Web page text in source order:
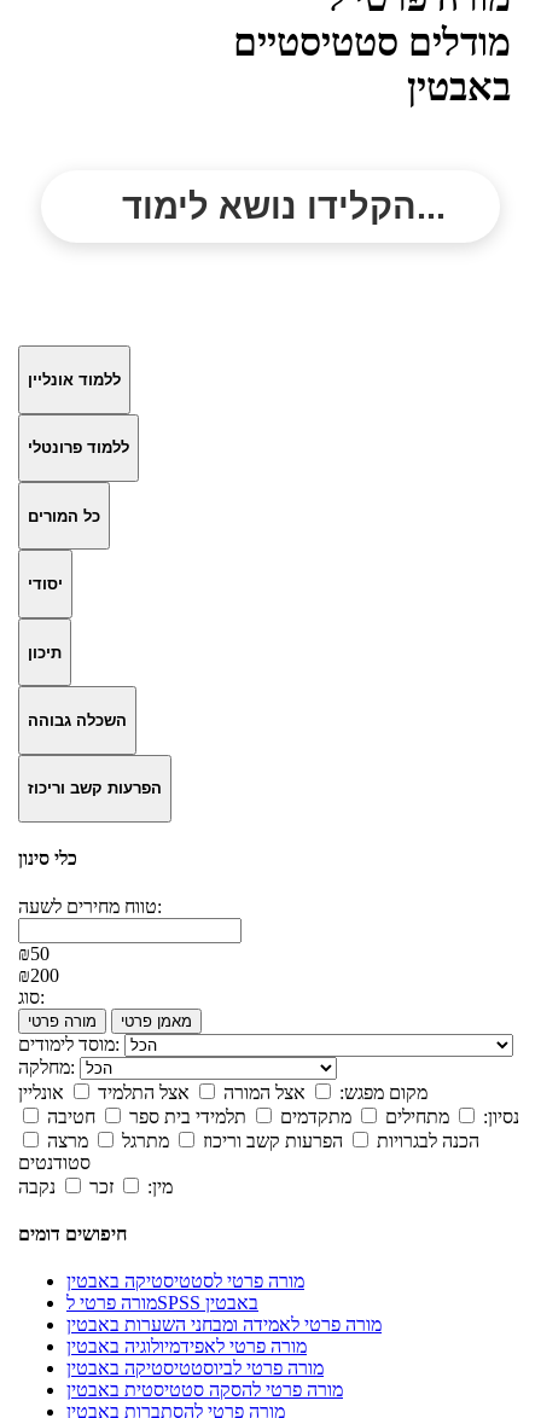
מודלים סטטיסטיים
באבטין
הקלידו נושא לימוד...
ללמוד אונליין
ללמוד פרונטלי
כל המורים
יסודי
תיכון
השכלה גבוהה
הפרעות קשב וריכוז
כלי סינון
טווח מחירים לשעה:
₪50
₪200
סוג:
מורה פרטי מאמן פרטי
מוסד לימודים:
מחלקה:
מקום מפגש:
אצל המורה אצל התלמיד
אונליין
נסיון:
מתחילים מתקדמים תלמידי בית ספר
חטיבה
הכנה לבגרויות
הפרעות קשב וריכוז מתרגל
מרצה
סטודנטים
מין:
זכר נקבה
חיפושים דומים
מורה פרטי לסטטיסטיקה באבטין
מורה פרטי לSPSS באבטין
מורה פרטי לאמידה ומבחני השערות באבטין
מורה פרטי לאפידמיולוגיה באבטין
מורה פרטי לביוסטטיסטיקה באבטין
מורה פרטי להסקה סטטיסטית באבטין
מורה פרטי להסתברות באבטין